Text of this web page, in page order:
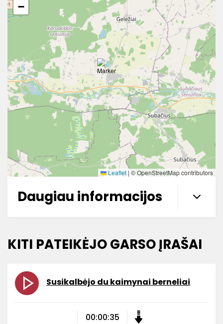
−
Leaflet | © OpenStreetMap contributors
Daugiau informacijos
KITI PATEIKĖJO GARSO ĮRAŠAI
Susikalbėjo du kaimynai berneliai
00:00:35